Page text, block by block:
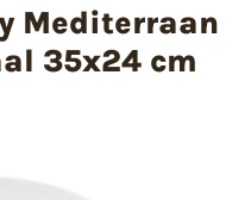
Mediterraan
35x24 cm